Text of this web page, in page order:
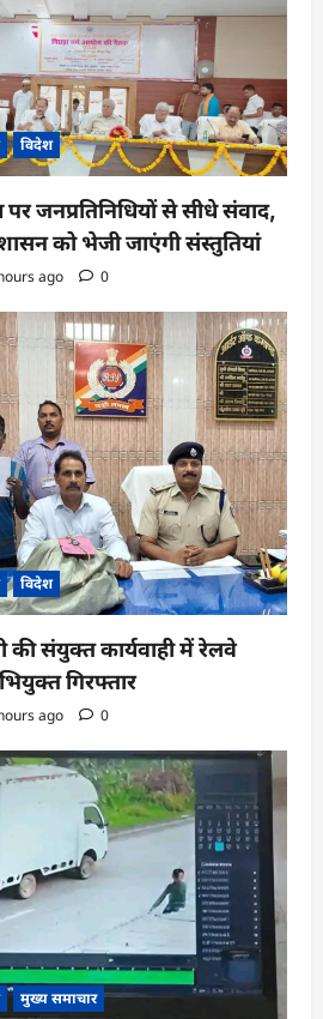
विदेश
जनप्रतिनिधियों से सीधे संवाद,
को भेजी जाएंगी संस्तुतियां
ago 0
विदेश
संयुक्त कार्यवाही में रेलवे
गिरफ्तार
ago 0
मुख्य समाचार